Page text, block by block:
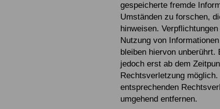
gespeicherte fremde
Umständen zu forschen,
hinweisen.
Nutzung von
bleiben hiervon
jedoch erst ab dem
Rechtsverletzung
entsprechenden
umgehend entfernen.